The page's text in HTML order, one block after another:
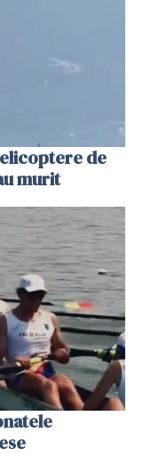
de
murit